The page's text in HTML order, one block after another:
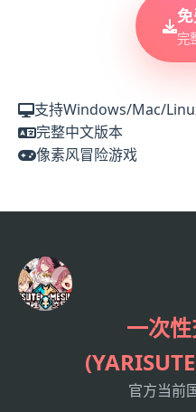
完
支持Windows/Mac/
完整中文版本
像素风冒险游戏
一次
官方当前